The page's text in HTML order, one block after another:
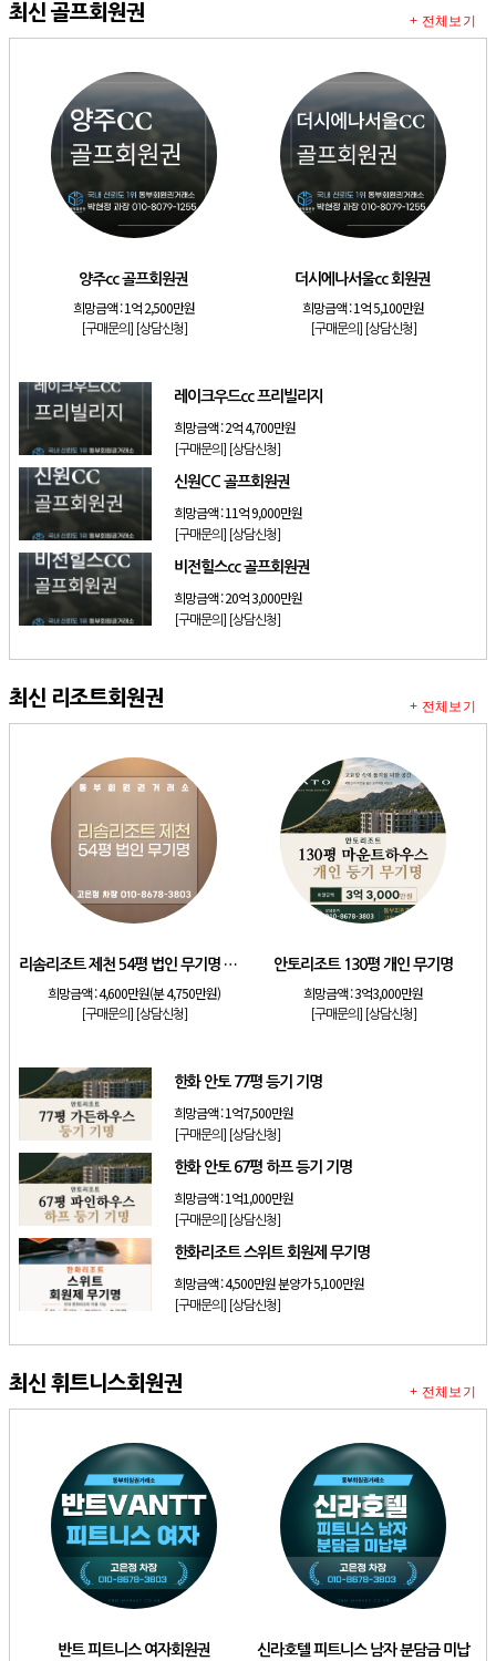
[리조트]소노호텔앤리조트 패밀리 등기 무기명
빌라쥬드 아난티 기명 회원권
[리조트] 안토리조트 가든하우스 77평 등기 기명
[리조트] 소노호텔앤리조트 로얄 회원제 기명
[리조트]소노호텔앤리조트 스위트 등기 기명
금호리조트 28평 등기 기명
양주cc 골프회원권
더시에나서울cc 회원권
최신 골프회원권
양주cc 골프회원권
희망금액 :1억 2,500만원
[구매문의] [상담신청]
더시에나서울cc 회원권
희망금액 :1억 5,100만원
[구매문의] [상담신청]
레이크우드cc 프리빌리지
희망금액 :2억 4,700만원
[구매문의] [상담신청]
신원CC 골프회원권
희망금액 :11억 9,000만원
[구매문의] [상담신청]
비전힐스cc 골프회원권
희망금액 :20억 3,000만원
[구매문의] [상담신청]
+ 전체보기
최신 리조트회원권
리솜리조트 제천 54평 법인 무기명 회원제
희망금액 :4,600만원(분 4,750만원)
[구매문의] [상담신청]
안토리조트 130평 개인 무기명
희망금액 :3억3,000만원
[구매문의] [상담신청]
한화 안토 77평 등기 기명
희망금액 :1억7,500만원
[구매문의] [상담신청]
한화 안토 67평 하프 등기 기명
희망금액 :1억1,000만원
[구매문의] [상담신청]
한화리조트 스위트 회원제 무기명
희망금액 :4,500만원 분양가 5,100만원
[구매문의] [상담신청]
+ 전체보기
최신 휘트니스회원권
반트 피트니스 여자회원권 신라호텔 피트니스 남자 분담금 미납
+ 전체보기